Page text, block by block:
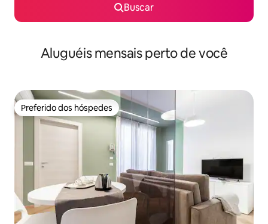
Buscar
Aluguéis mensais perto de você
Preferido dos hóspedes
Preferido dos hóspedes